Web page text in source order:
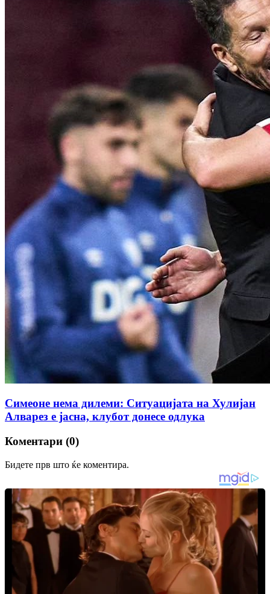
Симеоне нема дилеми: Ситуацијата на Хулијан
Алварез е јасна, клубот донесе одлука
Коментари (0)
Бидете прв што ќе коментира.